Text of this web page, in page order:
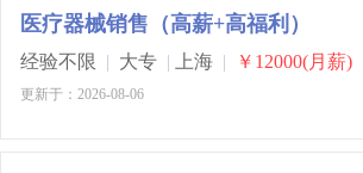
医疗器械销售（高薪+高福利）
经验不限 | 大专 | 上海 | ￥12000(月薪)
更新于：2026-08-06